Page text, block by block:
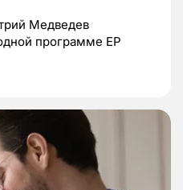
Медведев
программе ЕР